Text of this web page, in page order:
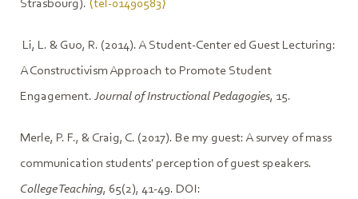
Strasbourg). ⟨tel-01490583⟩
Li, L. & Guo, R. (2014). A Student-Center ed Guest Lecturing:
A Constructivism Approach to Promote Student
Engagement. Journal of Instructional Pedagogies, 15.
Merle, P. F., & Craig, C. (2017). Be my guest: A survey of mass
communication students' perception of guest speakers.
College Teaching, 65(2), 41-49. DOI: